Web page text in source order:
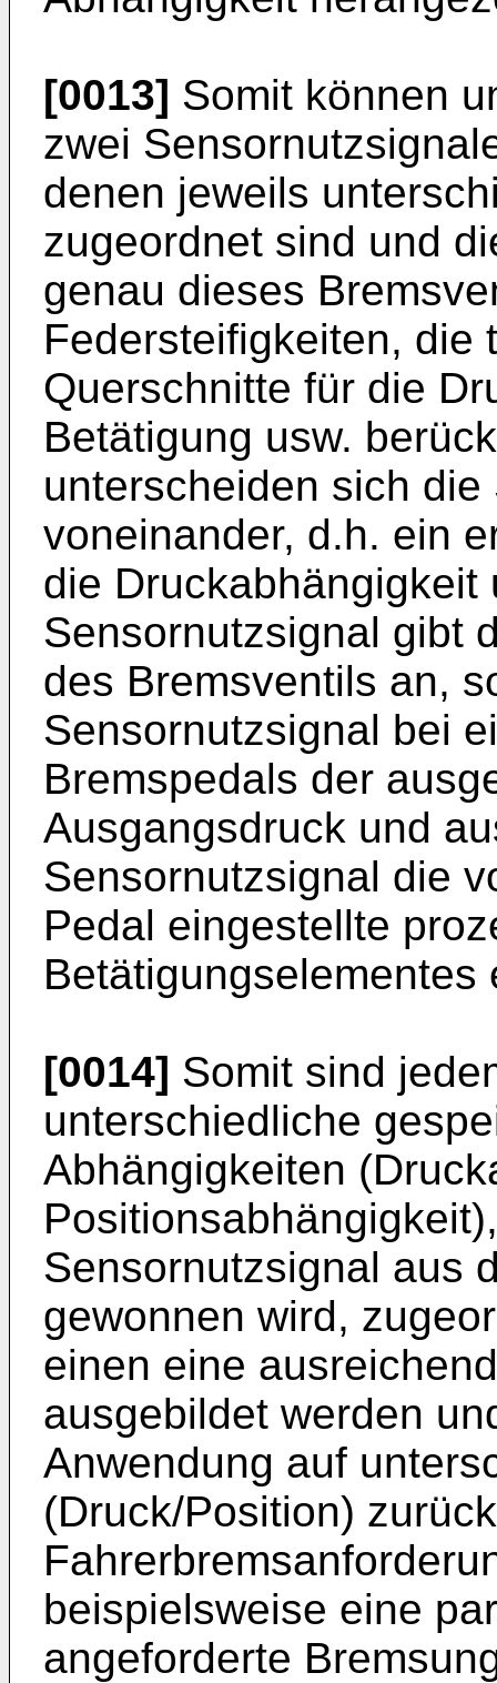
[0013] Somit können
zwei
denen jeweils
zugeordnet sind und
genau dieses
Federsteifigkeiten, die
Querschnitte für die
Betätigung usw.
unterscheiden sich
voneinander, d.h. ein
die Druckabhängigkeit
Sensornutzsignal gibt
des Bremsventils an,
Sensornutzsignal bei
Bremspedals der
Ausgangsdruck und
Sensornutzsignal die
Pedal eingestellte
[0014] Somit sind
unterschiedliche
Abhängigkeiten
Sensornutzsignal aus
gewonnen wird,
einen eine
ausgebildet werden
Anwendung auf
(Druck/Position)
beispielsweise eine
angeforderte